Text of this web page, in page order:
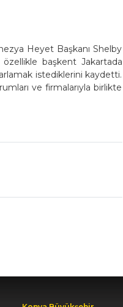
Heyet Başkanı Shelby
başkent Jakartada
istediklerini kaydetti.
ve firmalarıyla birlikte